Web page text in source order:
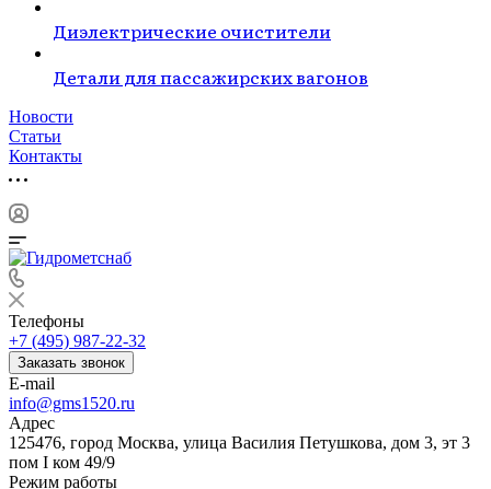
Диэлектрические очистители
Детали для пассажирских вагонов
Новости
Статьи
Контакты
Телефоны
+7 (495) 987-22-32
Заказать звонок
E-mail
info@gms1520.ru
Адрес
125476, город Москва, улица Василия Петушкова, дом 3, эт 3
пом I ком 49/9
Режим работы